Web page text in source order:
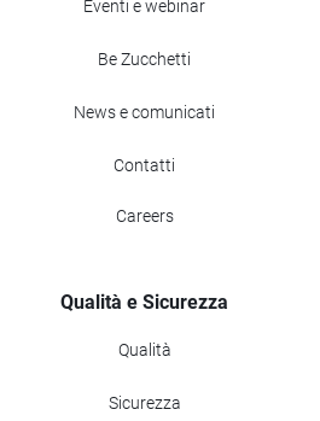
Eventi e webinar
Be Zucchetti
News e comunicati
Contatti
Careers
Qualità e Sicurezza
Qualità
Sicurezza